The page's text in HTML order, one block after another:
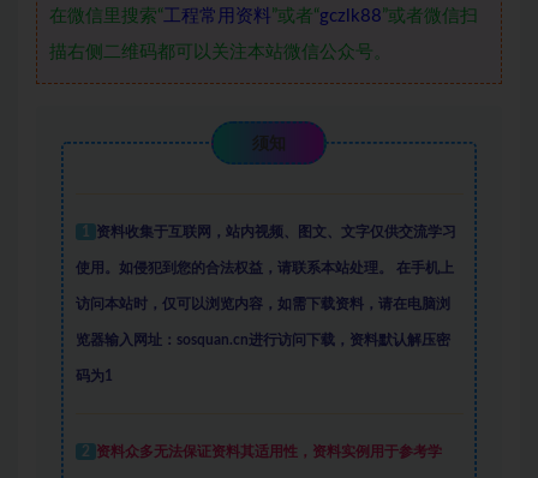
在微信里搜索“ 工程常用资料”或者“gczlk88”或者微信扫
描右侧二维码都可以关注本站微信公众号。
须知
1 资料收集于互联网 ， 站内视频、图文、文字仅供交流学习
使用。如侵犯到您的合法权益，请联系本站处理。 在手机上
访问本站时，仅可以浏览内容，如需下载资料，请在电脑浏
览器输入网址：sosquan.cn进行访问下载， 资料默认解压密
码为1
2 资料众多无法保证资料其适用性，资料实例 用于参考学